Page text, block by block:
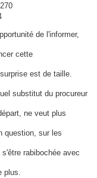
de l'informer,
cette
est de taille.
substitut du procureur
ne veut plus
question, sur les
rabibochée avec
plus.